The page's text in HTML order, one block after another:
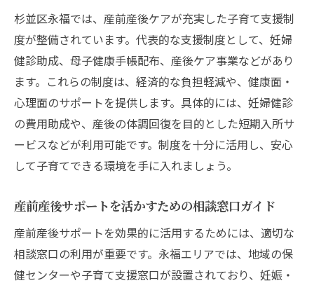
ツ
安心して任せられる産前産後ヘルパーの見
極め方
杉並区の産前産後ヘルパー口コミ情報を活
用
産前産後ヘルパーのサポート範囲と相談事
例
ント
産前産後ヘルパーの資格基準と信頼性を知
る
口コミから見る杉並区の産後ケアの実態
杉並区永福では、産前産後ケアが充実した子育て支援制
度が整備されています。代表的な支援制度として、妊婦
健診助成、母子健康手帳配布、産後ケア事業などがあり
ます。これらの制度は、経済的な負担軽減や、健康面・
心理面のサポートを提供します。具体的には、妊婦健診
の費用助成や、産後の体調回復を目的とした短期入所サ
ービスなどが利用可能です。制度を十分に活用し、安心
して子育てできる環境を手に入れましょう。
産前産後サポートを活かすための相談窓口ガイド
産前産後サポートを効果的に活用するためには、適切な
相談窓口の利用が重要です。永福エリアでは、地域の保
健センターや子育て支援窓口が設置されており、妊娠・